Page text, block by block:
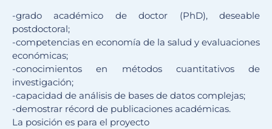
-grado académico de doctor (PhD), deseable
postdoctoral;
-competencias en economía de la salud y evaluaciones
económicas;
-conocimientos en métodos cuantitativos de
investigación;
-capacidad de análisis de bases de datos complejas;
-demostrar récord de publicaciones académicas.
La posición es para el proyecto